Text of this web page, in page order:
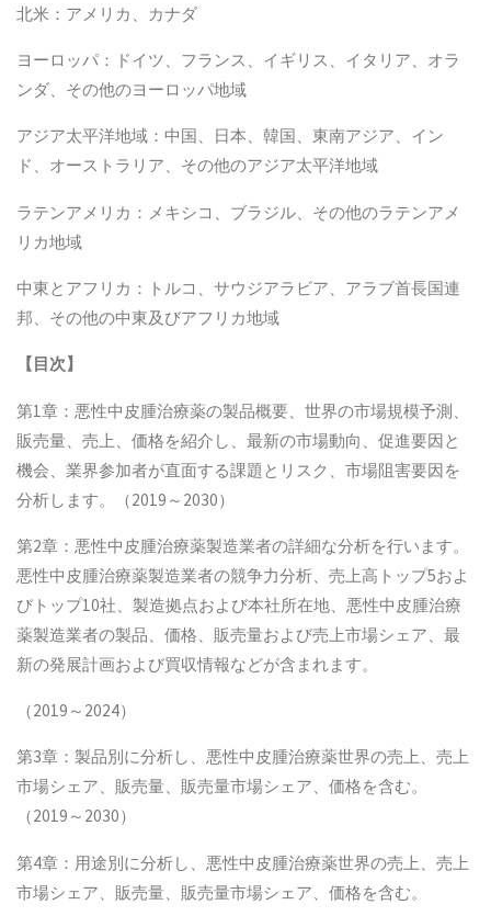
北米：アメリカ、カナダ
ヨーロッパ：ドイツ、フランス、イギリス、イタリア、オラ
ンダ、その他のヨーロッパ地域
アジア太平洋地域：中国、日本、韓国、東南アジア、イン
ド、オーストラリア、その他のアジア太平洋地域
ラテンアメリカ：メキシコ、ブラジル、その他のラテンアメ
リカ地域
中東とアフリカ：トルコ、サウジアラビア、アラブ首長国連
邦、その他の中東及びアフリカ地域
【 目次】
第1章：悪性中皮腫治療薬の製品概要、世界の市場規模予測、
販売量、売上、価格を紹介し、最新の市場動向、促進要因と
機会、業界参加者が直面する課題とリスク、市場阻害要因を
分析します。（2019～2030）
第2章：悪性中皮腫治療薬製造業者の詳細な分析を行います。
悪性中皮腫治療薬製造業者の競争力分析、売上高トップ5およ
びトップ10社、製造拠点および本社所在地、悪性中皮腫治療
薬製造業者の製品、価格、販売量および売上市場シェア、最
新の発展計画および買収情報などが含まれます。
（2019～2024）
第3章：製品別に分析し、悪性中皮腫治療薬世界の売上、売上
市場シェア、販売量、販売量市場シェア、価格を含む。
（2019～2030）
第4章：用途別に分析し、悪性中皮腫治療薬世界の売上、売上
市場シェア、販売量、販売量市場シェア、価格を含む。